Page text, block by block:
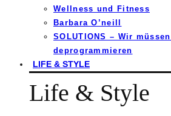
Wellness und Fitness
Barbara O’neill
SOLUTIONS – Wir
deprogrammieren
LIFE & STYLE
Life & Style